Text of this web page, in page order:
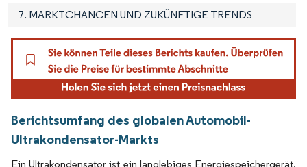
7. MARKTCHANCEN UND ZUKÜNFTIGE TRENDS
Berichtsumfang des globalen Automobil-
Ultrakondensator-Markts
Ein Ultrakondensator ist ein langlebiges Energiespeichergerät,